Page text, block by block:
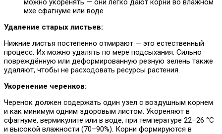
можно укоренять — они легко дают корни во влажном
мхе сфагнуме или воде.
Удаление старых листьев:
Нижние листья постепенно отмирают — это естественный
процесс. Их можно удалять по мере подсыхания. Сильно
повреждённую или деформированную резную зелень также
удаляют, чтобы не расходовать ресурсы растения.
Укоренение черенков:
Черенок должен содержать один узел с воздушным корнем
и как минимум одним здоровым листом. Укореняют в
сфагнуме, вермикулите или в воде, при температуре 22–26 °C
и высокой влажности (70–90%). Корни формируются в